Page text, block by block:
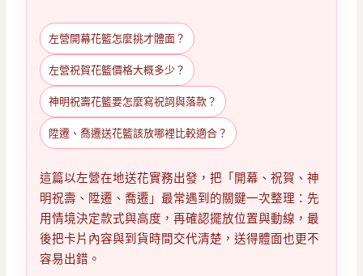
左營開幕花籃怎麼挑才體面？
左營祝賀花籃價格大概多少？
神明祝壽花籃要怎麼寫祝詞與落款？
陞遷、喬遷送花籃該放哪裡比較適合？
這篇以左營在地送花實務出發，把「開幕、祝賀、神
明祝壽、陞遷、喬遷」最常遇到的關鍵一次整理：先
用情境決定款式與高度，再確認擺放位置與動線，最
後把卡片內容與到貨時間交代清楚，送得體面也更不
容易出錯。